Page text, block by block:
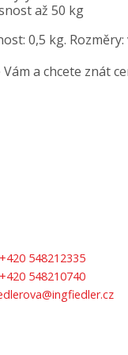
až 50 kg
0,5 kg.
Vám a chcete znát
+420 548212335
+420 548210740